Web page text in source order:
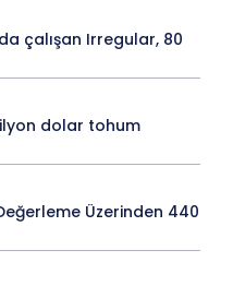
çalışan Irregular, 80
dolar tohum
Üzerinden 440